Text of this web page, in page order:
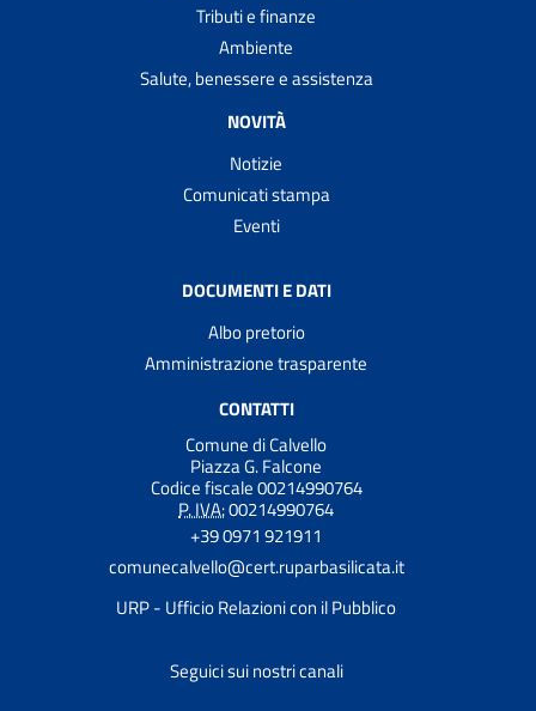
Tributi e finanze
Ambiente
Salute, benessere e assistenza
NOVITÀ
Notizie
Comunicati stampa
Eventi
DOCUMENTI E DATI
Albo pretorio
Amministrazione trasparente
CONTATTI
Comune di Calvello
Piazza G. Falcone
Codice fiscale 00214990764
P. IVA:00214990764
+39 0971 921911
comunecalvello@cert.ruparbasilicata.it
URP - Ufficio Relazioni con il Pubblico
Seguici sui nostri canali